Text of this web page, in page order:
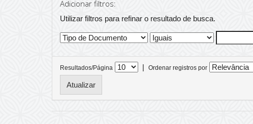
Adicionar filtros:
Utilizar filtros para refinar o resultado de busca.
Resultados/Página | Ordenar registros por